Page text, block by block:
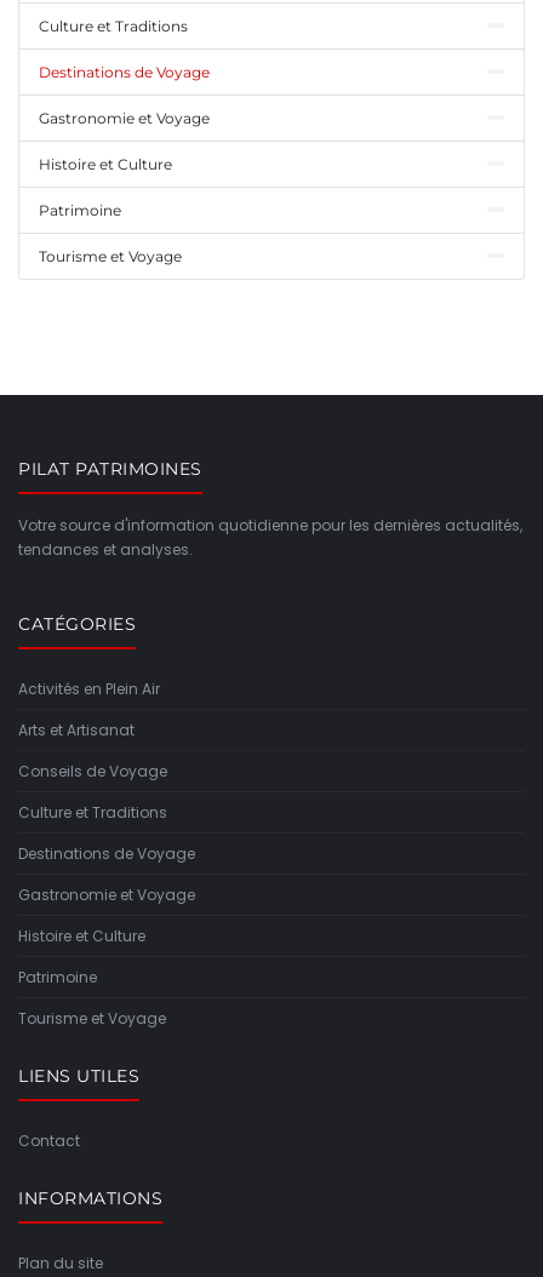
Culture et Traditions
Destinations de Voyage
Gastronomie et Voyage
Histoire et Culture
Patrimoine
Tourisme et Voyage
PILAT PATRIMOINES
Votre source d'information quotidienne pour les dernières actualités,
tendances et analyses.
CATÉGORIES
Activités en Plein Air
Arts et Artisanat
Conseils de Voyage
Culture et Traditions
Destinations de Voyage
Gastronomie et Voyage
Histoire et Culture
Patrimoine
Tourisme et Voyage
LIENS UTILES
Contact
INFORMATIONS
Plan du site